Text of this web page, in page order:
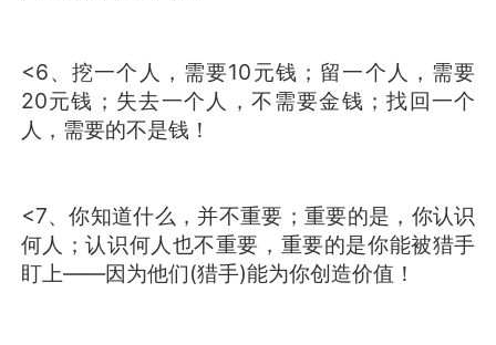
<6、挖一个人，需要10元钱；留一个人，需要
20元钱；失去一个人，不需要金钱；找回一个
人，需要的不是钱！
<7、你知道什么，并不重要；重要的是，你认识
何人；认识何人也不重要，重要的是你能被猎手
盯上——因为他们(猎手)能为你创造价值！